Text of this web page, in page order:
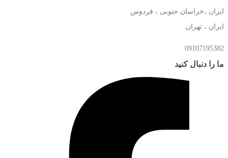
ایران ،خراسان جنوبی ، فردوس
ایران ، تهران.
09107195382
ما را دنبال کنید